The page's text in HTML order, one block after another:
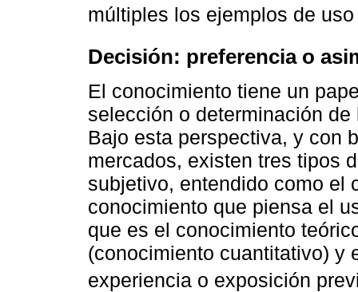
múltiples los ejemplos de
Decisión: preferencia o
El conocimiento tiene un
selección o determinación
Bajo esta perspectiva, y con
mercados, existen tres tipos
subjetivo, entendido como el
conocimiento que piensa el
que es el conocimiento
(conocimiento cuantitativo) y
experiencia o exposición